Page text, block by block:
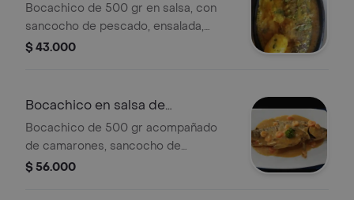
Bocachico de 500 gr en salsa, con
sancocho de pescado, ensalada,
patacón y arroz a elección.
$ 43.000
Bocachico en salsa de
camarones
Bocachico de 500 gr acompañado
de camarones, sancocho de
pescado, patacón, ensalada y arroz a
$ 56.000